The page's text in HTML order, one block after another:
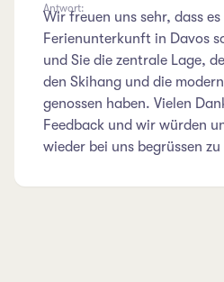
Antwort:
Wir freuen uns sehr, dass
Ferienunterkunft in Davos
und Sie die zentrale Lage,
den Skihang und die
genossen haben. Vielen
Feedback und wir würden
wieder bei uns begrüssen